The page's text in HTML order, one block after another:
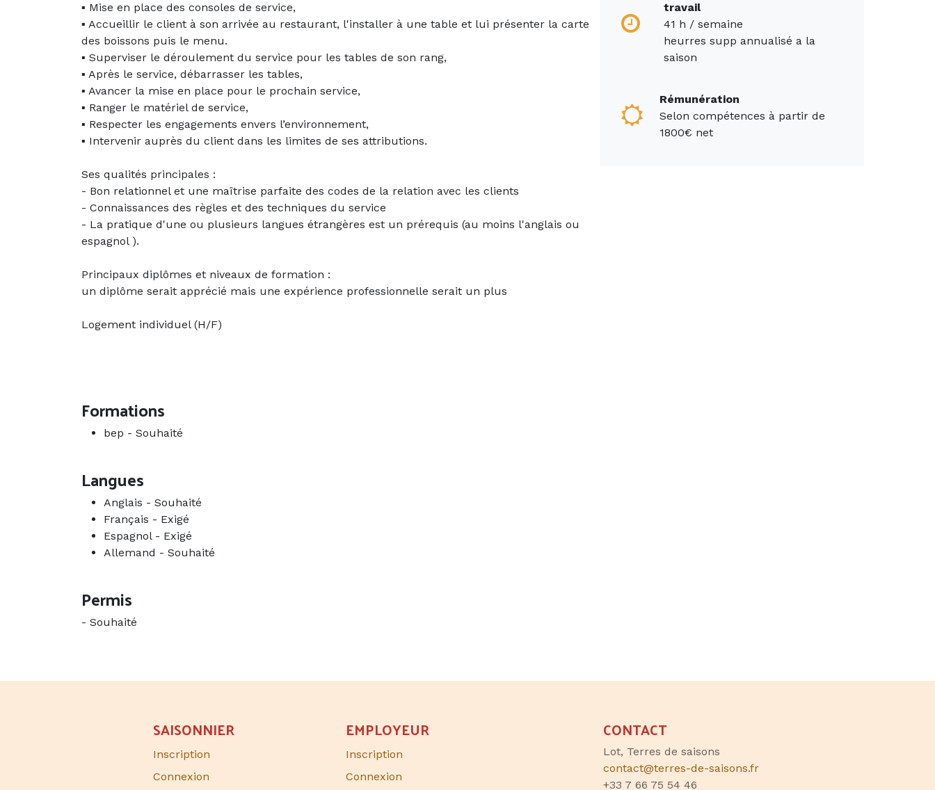
▪ Mise en place des consoles de service,
▪ Accueillir le client à son arrivée au restaurant, l'installer à une table et lui présenter la carte
des boissons puis le menu.
▪ Superviser le déroulement du service pour les tables de son rang,
▪ Après le service, débarrasser les tables,
▪ Avancer la mise en place pour le prochain service,
▪ Ranger le matériel de service,
▪ Respecter les engagements envers l’environnement,
▪ Intervenir auprès du client dans les limites de ses attributions.
Ses qualités principales :
- Bon relationnel et une maîtrise parfaite des codes de la relation avec les clients
- Connaissances des règles et des techniques du service
- La pratique d'une ou plusieurs langues étrangères est un prérequis (au moins l'anglais ou
espagnol ).
Principaux diplômes et niveaux de formation :
un diplôme serait apprécié mais une expérience professionnelle serait un plus
Logement individuel (H/F)
Formations
bep - Souhaité
Langues
Anglais - Souhaité
Français - Exigé
Espagnol- Exigé
Allemand - Souhaité
Permis
- Souhaité
travail
41 h / semaine
heurres supp annualisé a la
saison
Rémunération
Selon compétences à partir de
1800€ net
CONTACT
Lot, Terres de saisons
contact@terres-de-saisons.fr
+33 7 66 75 54 46
EMPLOYEUR
Inscription
Connexion
SAISONNIER​
Inscription
Connexion